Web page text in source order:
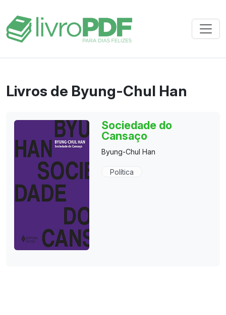
Livros de Byung-Chul Han
Sociedade do
Cansaço
Byung-Chul Han
Política